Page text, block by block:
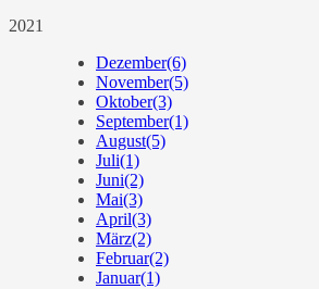
2021
Dezember(6)
November(5)
Oktober(3)
September(1)
August(5)
Juli(1)
Juni(2)
Mai(3)
April(3)
März(2)
Februar(2)
Januar(1)